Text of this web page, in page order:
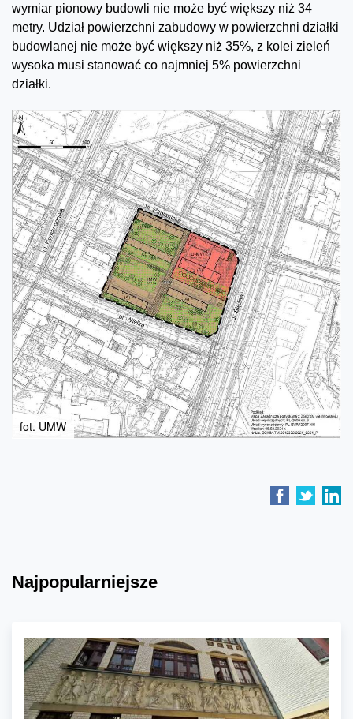
wymiar pionowy budowli nie może być większy niż 34
metry. Udział powierzchni zabudowy w powierzchni działki
budowlanej nie może być większy niż 35%, z kolei zieleń
wysoka musi stanować co najmniej 5% powierzchni
działki.
fot. UMW
Najpopularniejsze